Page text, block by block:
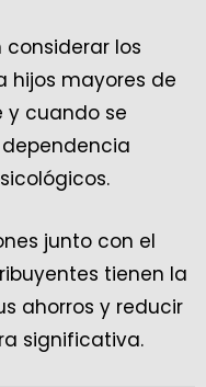
los
hijos mayores de
y cuando se
junto con el
tienen la
ahorros y reducir
significativa.